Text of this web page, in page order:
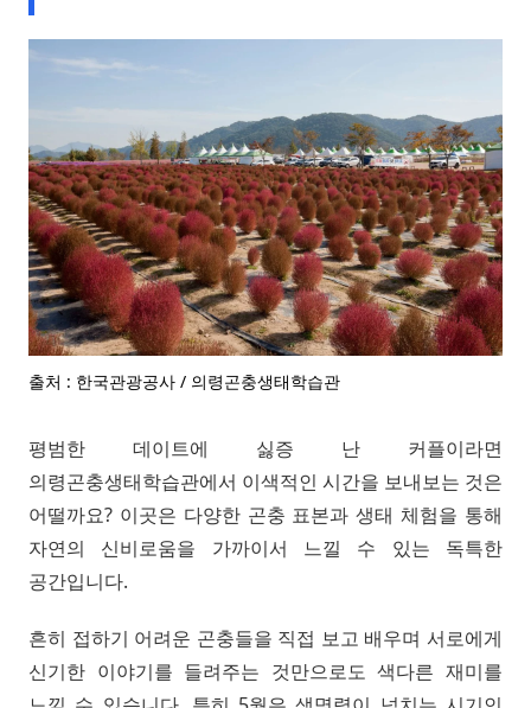
출처 : 한국관광공사 / 의령곤충생태학습관
평범한 데이트에 싫증 난 커플이라면
의령곤충생태학습관에서 이색적인 시간을 보내보는 것은
어떨까요? 이곳은 다양한 곤충 표본과 생태 체험을 통해
자연의 신비로움을 가까이서 느낄 수 있는 독특한
공간입니다.
흔히 접하기 어려운 곤충들을 직접 보고 배우며 서로에게
신기한 이야기를 들려주는 것만으로도 색다른 재미를